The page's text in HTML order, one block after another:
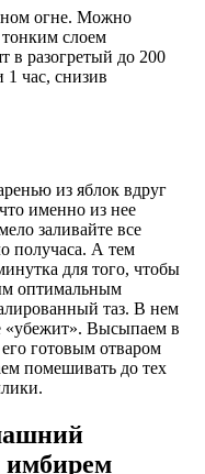
огне. Можно
тонким слоем
в разогретый до 200
час, снизив
из яблок вдруг
именно из нее
заливайте все
получаса. А тем
для того, чтобы
оптимальным
таз. В нем
«убежит». Высыпаем в
готовым отваром
помешивать до тех
имбирем